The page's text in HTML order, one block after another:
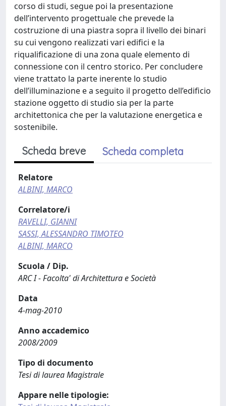
corso di studi, segue poi la presentazione
dell’intervento progettuale che prevede la
costruzione di una piastra sopra il livello dei binari
su cui vengono realizzati vari edifici e la
riqualificazione di una zona quale elemento di
connessione con il centro storico. Per concludere
viene trattato la parte inerente lo studio
dell’illuminazione e a seguito il progetto dell’edificio
stazione oggetto di studio sia per la parte
architettonica che per la valutazione energetica e
sostenibile.
Scheda breve Scheda completa
Relatore
ALBINI, MARCO
Correlatore/i
RAVELLI, GIANNI
SASSI, ALESSANDRO TIMOTEO
ALBINI, MARCO
Scuola / Dip.
ARC I - Facolta' di Architettura e Società
Data
4-mag-2010
Anno accademico
2008/2009
Tipo di documento
Tesi di laurea Magistrale
Appare nelle tipologie: